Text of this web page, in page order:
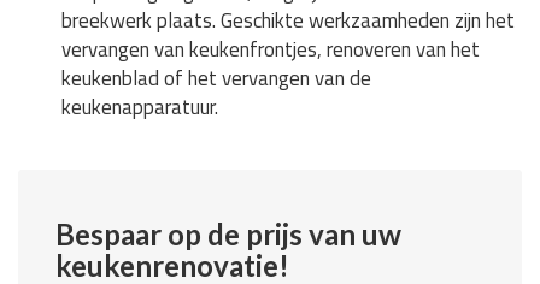
breekwerk plaats. Geschikte werkzaamheden zijn het
vervangen van keukenfrontjes, renoveren van het
keukenblad of het vervangen van de
keukenapparatuur.
Bespaar op de prijs van uw
keukenrenovatie!